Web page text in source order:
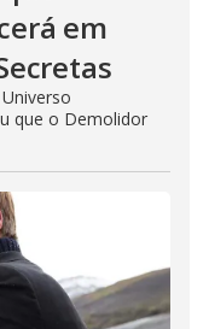
em
que o Demolidor